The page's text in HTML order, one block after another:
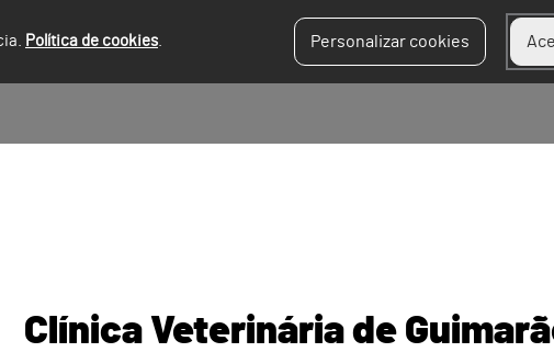
Política de cookies. Personalizar cookies
Clínica Veterinária de